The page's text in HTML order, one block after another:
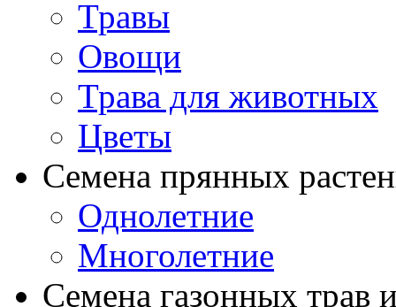
Травы
Овощи
Трава для животных
Цветы
Семена прянных
Однолетние
Многолетние
Семена газонных трав